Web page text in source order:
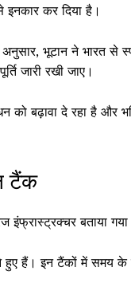
कर दिया है।
अनुसार, भूटान ने भारत से
जारी रखी जाए।
बढ़ावा दे रहा है और
टैंक
बताया गया
इन टैंकों में समय के